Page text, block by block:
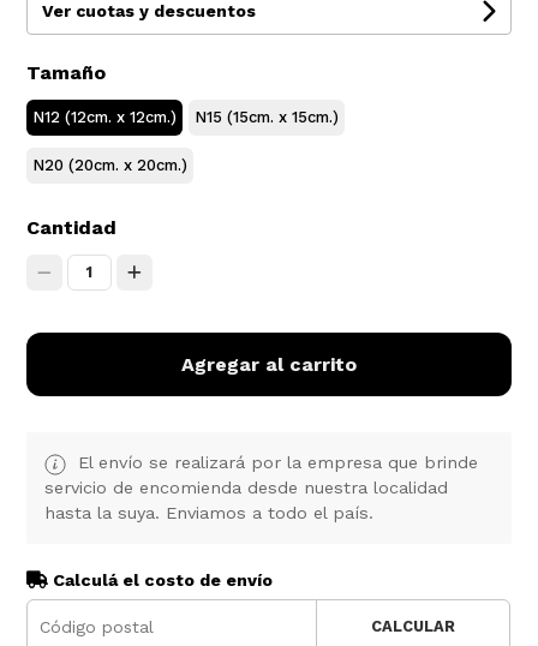
Ver cuotas y descuentos
Tamaño
N12 (12cm. x 12cm.) N15 (15cm. x 15cm.)
N20 (20cm. x 20cm.)
Cantidad
1
Agregar al carrito
El envío se realizará por la empresa que brinde
servicio de encomienda desde nuestra localidad
hasta la suya. Enviamos a todo el país.
Calculá el costo de envío
CALCULAR